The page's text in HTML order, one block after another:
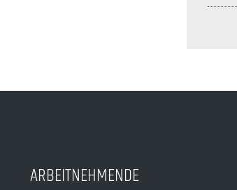
ARBEITNEHMENDE